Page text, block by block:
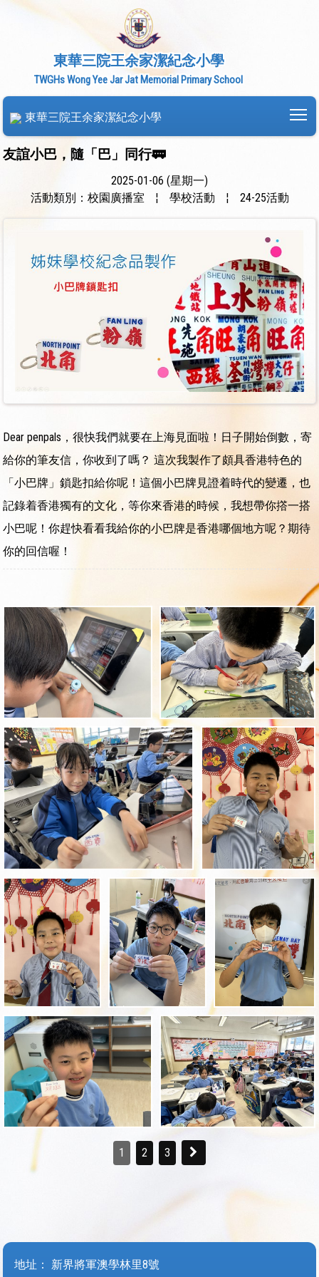
東華三院王余家潔紀念小學
TWGHs Wong Yee Jar Jat Memorial Primary School
東華三院王余家潔紀念小學
友誼小巴，隨「巴」同行🚃
2025-01-06 (星期一)
活動類別：校園廣播室
¦ 學校活動 ¦ 24-25活動
Dear penpals，很快我們就要在上海見面啦！日子開始倒數，寄
給你的筆友信，你收到了嗎？ 這次我製作了頗具香港特色的
「小巴牌」鎖匙扣給你呢！這個小巴牌見證着時代的變遷，也
記錄着香港獨有的文化，等你來香港的時候，我想帶你撘一搭
小巴呢！你趕快看看我給你的小巴牌是香港哪個地方呢？期待
你的回信喔！
1 2 3
地址： 新界將軍澳學林里8號